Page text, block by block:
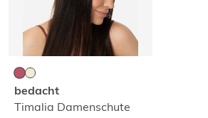
bedacht
Timalia Damenschute